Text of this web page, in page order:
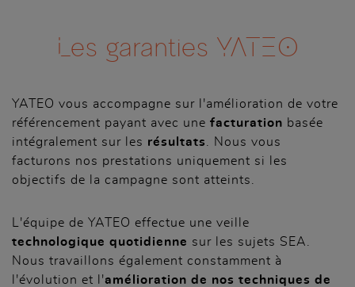
Les garanties YATEO
YATEO vous accompagne sur l'amélioration de votre
référencement payant avec une facturation basée
intégralement sur les résultats
. Nous vous
facturons nos prestations uniquement si les
objectifs de la campagne sont atteints.
L'équipe de YATEO effectue une veille
technologique quotidienne sur les sujets SEA.
Nous travaillons également constamment à
l'évolution et l'amélioration de nos techniques de